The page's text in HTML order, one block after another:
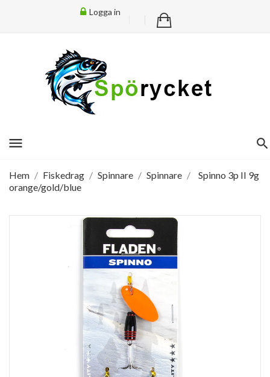
Logga in
menu
Hem Fiskedrag Spinnare Spinnare
Spinno 3p II 9g
orange/gold/blue